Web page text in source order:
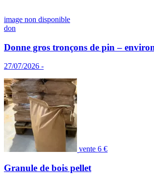
image non disponible
don
Donne gros tronçons de pin –
27/07/2026 -
vente6 €
Granule de bois pellet